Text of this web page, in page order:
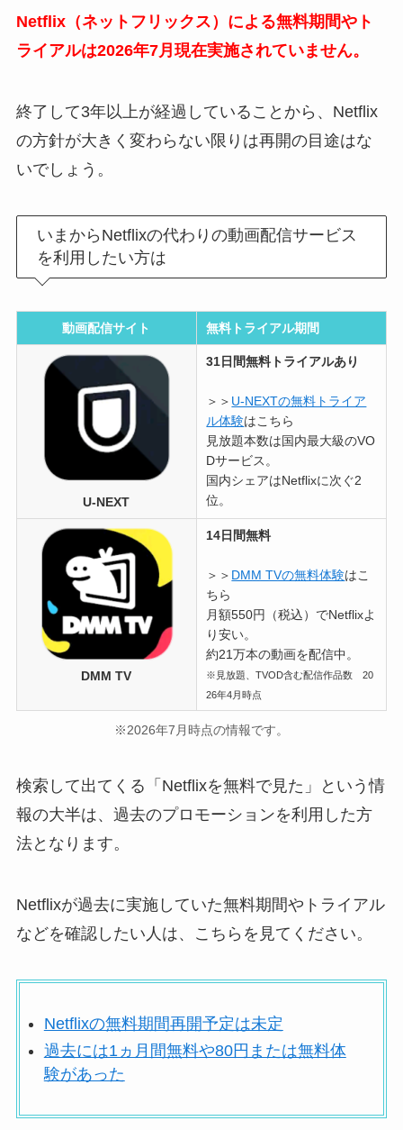
Netflix（ネットフリックス）による無料期間やト
ライアルは2026年7月現在実施されていません。
終了して3年以上が経過していることから、Netflix
の方針が大きく変わらない限りは再開の目途はな
いでしょう。
いまからNetflixの代わりの動画配信サービス
を利用したい方は
動画配信サイト 無料トライアル期間
U-NEXT
31日間無料トライアルあり
＞＞ U-NEXTの無料トライア
ル体験はこちら
見放題本数は国内最大級のVO
Dサービス。
国内シェアはNetflixに次ぐ2
位。
DMM TV
14日間無料
＞＞ DMM TVの無料体験はこ
ちら
月額550円（税込）でNetflixよ
り安い。
約21万本の動画を配信中。
※見放題、TVOD含む配信作品数 20
26年4月時点
※2026年7月時点の情報です。
検索して出てくる「Netflixを無料で見た」という情
報の大半は、過去のプロモーションを利用した方
法となります。
Netflixが過去に実施していた無料期間やトライアル
などを確認したい人は、こちらを見てください。
Netflixの無料期間再開予定は未定
過去には1ヵ月間無料や80円または無料体
験があった